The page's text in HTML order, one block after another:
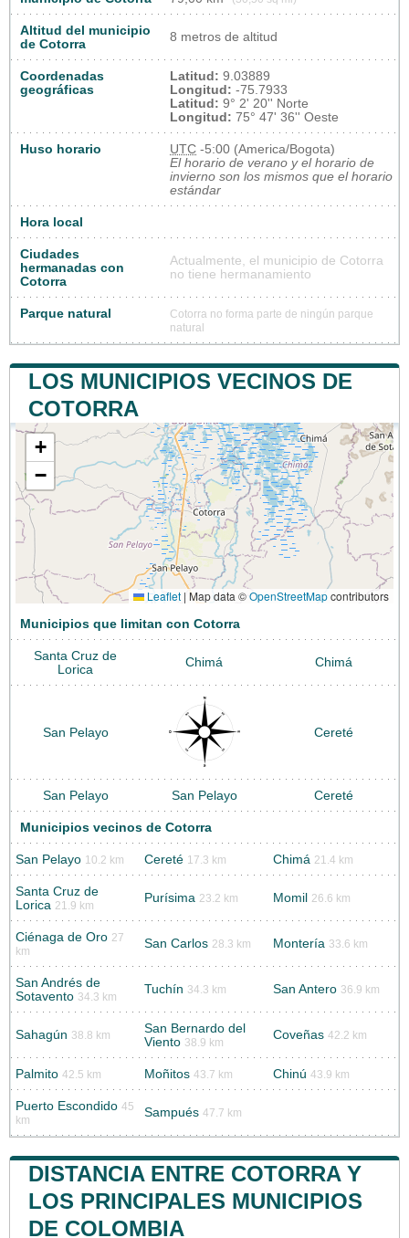
Altitud del municipio
de Cotorra
8 metros de altitud
Coordenadas
geográficas
Latitud: 9.03889
Longitud: -75.7933
Latitud: 9° 2' 20'' Norte
Longitud: 75° 47' 36'' Oeste
Huso horario UTC -5:00 (America/Bogota)
El horario de verano y el horario de
invierno son los mismos que el horario
estándar
Hora local
Ciudades
hermanadas con
Cotorra
Actualmente, el municipio de Cotorra
no tiene hermanamiento
Parque natural
Cotorra no forma parte de ningún parque
natural
LOS MUNICIPIOS VECINOS DE
COTORRA
+
−
Leaflet | Map data ©OpenStreetMapcontributors
Municipios que limitan con Cotorra
Santa Cruz de
Lorica
Chimá Chimá
San Pelayo Cereté
San Pelayo San Pelayo Cereté
Municipios vecinos de Cotorra
San Pelayo 10.2 km Cereté 17.3 km Chimá 21.4 km
Santa Cruz de
Lorica 21.9 km
Purísima 23.2 km Momil 26.6 km
Ciénaga de Oro 27
km
San Carlos 28.3 km Montería 33.6 km
San Andrés de
Sotavento 34.3 km
Tuchín 34.3 km San Antero 36.9 km
Sahagún 38.8 km
San Bernardo del
Viento 38.9 km
Coveñas 42.2 km
Palmito 42.5 km Moñitos 43.7 km Chinú 43.9 km
Puerto Escondido 45
km
Sampués 47.7 km
DISTANCIA ENTRE COTORRA Y
LOS PRINCIPALES MUNICIPIOS
DE COLOMBIA